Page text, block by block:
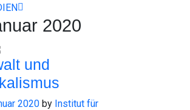
2020
und
2020 by Institut für